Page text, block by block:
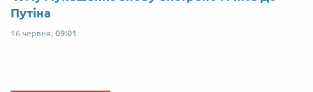
Путіна
16 червня, 09:01